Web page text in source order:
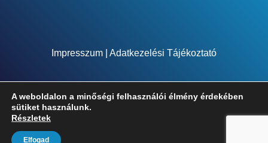
Impresszum| Adatkezelési Tájékoztató
A weboldalon a minőségi felhasználói élmény érdekében
sütiket használunk.
Részletek
Elfogad